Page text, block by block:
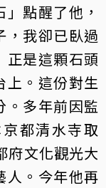
點醒了他，
，我卻已臥過
正是這顆石頭
上。這份對生
。多年前因監
都清水寺取
府文化觀光大
人。今年他再